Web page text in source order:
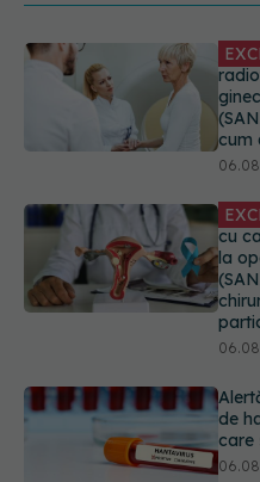
cu
la
de
care